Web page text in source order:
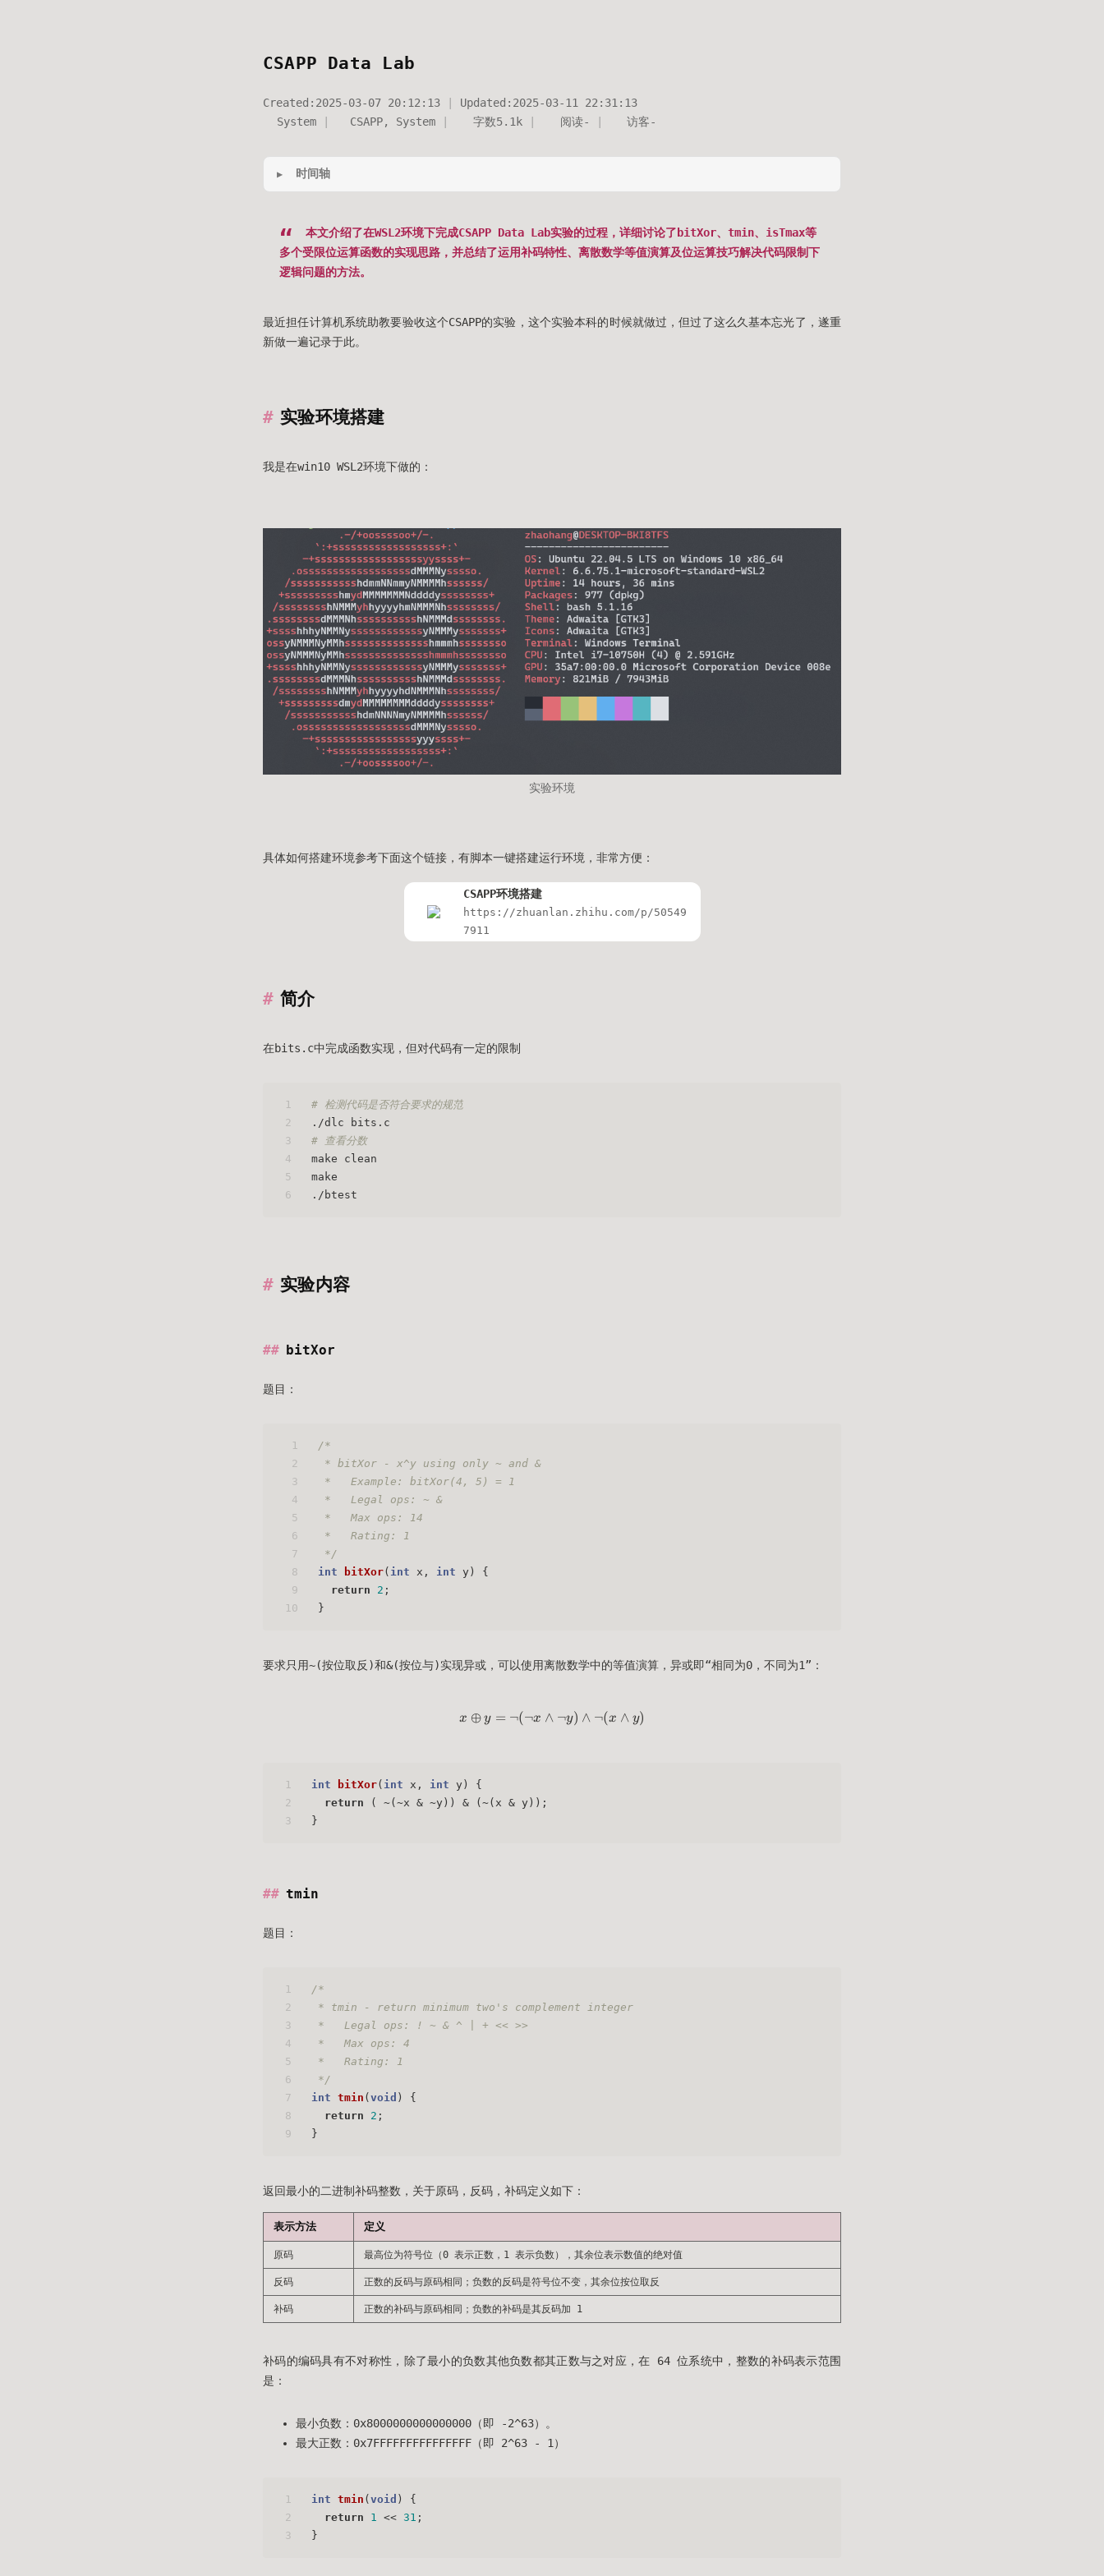
CSAPP Data Lab
Created: 2025-03-07 20:12:13 Updated: 2025-03-11 22:31:13
System
CSAPP, System 字数5.1k 阅读- 访客-
时间轴
本文介绍了在WSL2环境下完成CSAPP Data Lab实验的过程，详细讨论了bitXor、tmin、isTmax等
多个受限位运算函数的实现思路，并总结了运用补码特性、离散数学等值演算及位运算技巧解决代码限制下
逻辑问题的方法。
最近担任计算机系统助教要验收这个CSAPP的实验，这个实验本科的时候就做过，但过了这么久基本忘光了，遂重
新做一遍记录于此。
实验环境搭建
我是在win10 WSL2环境下做的：
实验环境
具体如何搭建环境参考下面这个链接，有脚本一键搭建运行环境，非常方便：
CSAPP环境搭建
https://zhuanlan.zhihu.com/p/50549
7911
简介
在bits.c中完成函数实现，但对代码有一定的限制
1
2
3
4
5
6
# 检测代码是否符合要求的规范
./dlc bits.c
# 查看分数
make clean
make
./btest
实验内容
bitXor
题目：
1
2
3
4
5
6
7
8
9
10
/*
* bitXor - x^y using only ~ and &
*   Example: bitXor(4, 5) = 1
*   Legal ops: ~ &
*   Max ops: 14
*   Rating: 1
*/
int
bitXor( int x, int y)
{
return
2 ;
}
要求只用~(按位取反)和&(按位与)实现异或，可以使用离散数学中的等值演算，异或即“相同为0，不同为1”：
x \oplus y = \lnot (\lnot x \land \lnot y) \land \lnot ( x \land y)
x ⊕ y = ¬(¬x ∧ ¬y) ∧ ¬(x ∧ y)
1
2
3
int bitXor( int x, int y)
{
return ( ~(~x & ~y)) & (~(x & y));
}
tmin
题目：
1
2
3
4
5
6
7
8
9
/*
* tmin - return minimum two's complement integer
*   Legal ops: ! ~ & ^ | + << >>
*   Max ops: 4
*   Rating: 1
*/
int tmin ( void )
{
return
2 ;
}
返回最小的二进制补码整数，关于原码，反码，补码定义如下：
表示方法 定义
原码 最高位为符号位（0 表示正数，1 表示负数），其余位表示数值的绝对值
反码 正数的反码与原码相同；负数的反码是符号位不变，其余位按位取反
补码 正数的补码与原码相同；负数的补码是其反码加 1
补码的编码具有不对称性，除了最小的负数其他负数都其正数与之对应，在 64 位系统中，整数的补码表示范围
是：
最小负数：0x8000000000000000（即 -2^63）。
最大正数：0x7FFFFFFFFFFFFFFF（即 2^63 - 1）
1
2
3
int tmin ( void )
{
return
1 << 31 ;
}